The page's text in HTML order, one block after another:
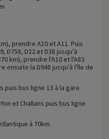
prendre A10 et A11. Puis
D758, D22 et D38 jusqu'à
km), prendre l'A10 et l'A83
ensuite la D948 jusqu'à l'île de
puis bus ligne 13 à la gare
et Challans puis bus ligne
à 70km